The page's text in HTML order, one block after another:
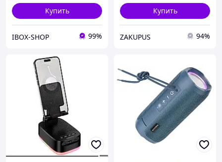
Купить
IBOX-SHOP 99%
Купить
ZAKUPUS 94%